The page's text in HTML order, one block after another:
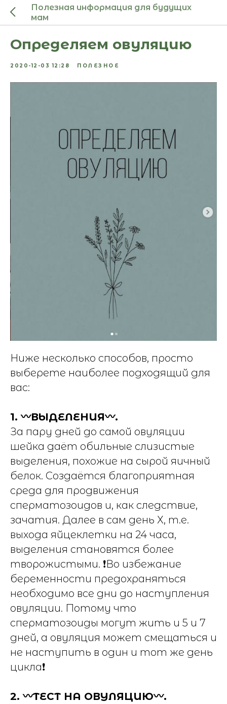
Полезная информация для будущих
мам
Определяем овуляцию
2020-12-03 12:28 ПОЛЕЗНОЕ
Ниже несколько способов, просто
выберете наиболее подходящий для
вас:
1. 〰️ВЫДЕЛЕНИЯ〰️.
За пару дней до самой овуляции
шейка даёт обильные слизистые
выделения, похожие на сырой яичный
белок. Создаётся благоприятная
среда для продвижения
сперматозоидов и, как следствие,
зачатия. Далее в сам день Х, т.е.
выхода яйцеклетки на 24 часа,
выделения становятся более
творожистыми. ❗️Во избежание
беременности предохраняться
необходимо все дни до наступления
овуляции. Потому что
сперматозоиды могут жить и 5 и 7
дней, а овуляция может смещаться и
не наступить в один и тот же день
цикла❗️
2. 〰️ТЕСТ НА ОВУЛЯЦИЮ〰️.